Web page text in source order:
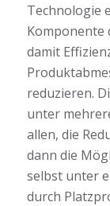
Technologie
Komponente
damit
reduzieren.
unter
allen, die
dann die
selbst unter
durch